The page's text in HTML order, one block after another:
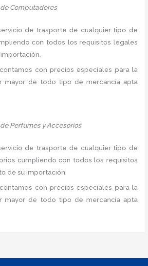
Computadores
de trasporte de cualquier tipo de
con todos los requisitos legales
con precios especiales para la
mayor de todo tipo de mercancía apta
Perfumes y Accesorios
de trasporte de cualquier tipo de
cumpliendo con todos los requisitos
de su importación.
con precios especiales para la
mayor de todo tipo de mercancía apta